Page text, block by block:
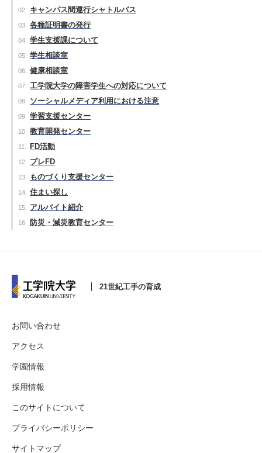
キャンパス間運行シャトルバス
各種証明書の発行
学生支援課について
学生相談室
健康相談室
工学院大学の障害学生への対応について
ソーシャルメディア利用における注意
学習支援センター
教育開発センター
FD活動
プレFD
ものづくり支援センター
住まい探し
アルバイト紹介
防災・減災教育センター
21世紀工手の育成
お問い合わせ
アクセス
学園情報
採用情報
このサイトについて
プライバシーポリシー
サイトマップ